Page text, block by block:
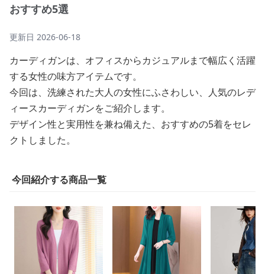
おすすめ5選
更新日 2026-06-18
カーディガンは、オフィスからカジュアルまで幅広く活躍
する女性の味方アイテムです。
今回は、洗練された大人の女性にふさわしい、人気のレデ
ィースカーディガンをご紹介します。
デザイン性と実用性を兼ね備えた、おすすめの5着をセレ
クトしました。
今回紹介する商品一覧